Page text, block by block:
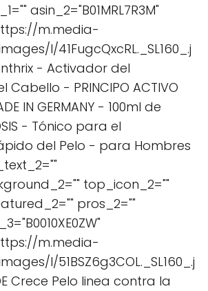
asin_2="B01MRL7R3M"
m.media-
I/41FugcQxcRL._SL160_.j
- Activador del
Cabello - PRINCIPO ACTIVO
IN GERMANY - 100ml de
- Tónico para el
del Pelo - para Hombres
top_icon_2=""
pros_2=""
m.media-
I/51BSZ6g3COL._SL160_.j
Crece Pelo linea contra la